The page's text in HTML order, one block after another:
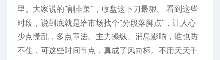
里。大家说的“割韭菜”，收盘这下刀最狠。 看到这些
时段，说到底就是给市场找个“分段落脚点”，让人心
少点慌乱，多点章法。主力操纵、消息影响，谁也防
不住，可这些时间节点，真成了风向标。不用天天手